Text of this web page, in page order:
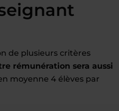
de plusieurs critères
rémunération sera aussi
moyenne 4 élèves par